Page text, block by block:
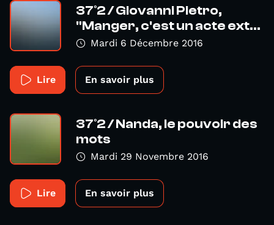
37°2 / Giovanni Pietro,
"Manger, c'est un acte ext...
Mardi 6 Décembre 2016
Lire En savoir plus
37°2 / Nanda, le pouvoir des
mots
Mardi 29 Novembre 2016
Lire En savoir plus